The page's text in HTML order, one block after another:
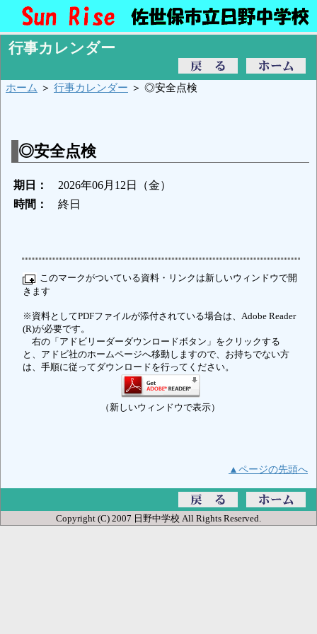
行事カレンダー
ホーム ＞ 行事カレンダー ＞ ◎安全点検
◎安全点検
期日：
2026年06月12日（金）
時間：
終日
このマークがついている資料・リンクは新しいウィンドウで開
きます
※資料としてPDFファイルが添付されている場合は、Adobe Reader
(R)が必要です。
右の「アドビリーダーダウンロードボタン」をクリックする
と、アドビ社のホームページへ移動しますので、お持ちでない方
は、手順に従ってダウンロードを行ってください。
（新しいウィンドウで表示）
▲ページの先頭へ
Copyright (C) 2007 日野中学校 All Rights Reserved.